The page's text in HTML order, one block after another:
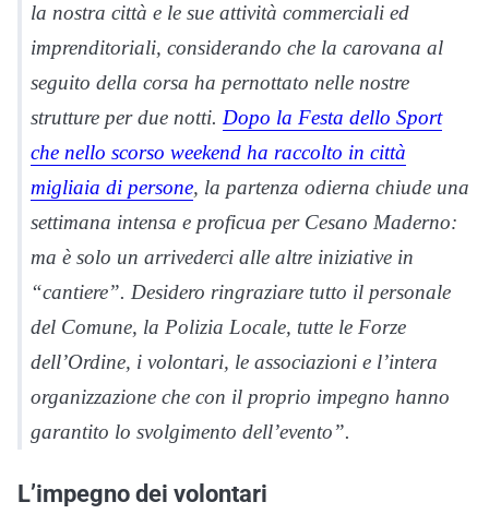
la nostra città e le sue attività commerciali ed
imprenditoriali, considerando che la carovana al
seguito della corsa ha pernottato nelle nostre
strutture per due notti. Dopo la Festa dello Sport
che nello scorso weekend ha raccolto in città
migliaia di persone, la partenza odierna chiude una
settimana intensa e proficua per Cesano Maderno:
ma è solo un arrivederci alle altre iniziative in
“cantiere”. Desidero ringraziare tutto il personale
del Comune, la Polizia Locale, tutte le Forze
dell’Ordine, i volontari, le associazioni e l’intera
organizzazione che con il proprio impegno hanno
garantito lo svolgimento dell’evento”.
L’impegno dei volontari